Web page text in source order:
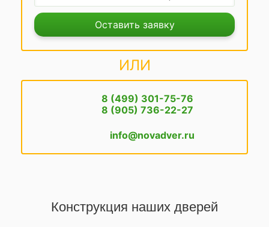
Оставить заявку
ИЛИ
8 (499) 301-75-76
8 (905) 736-22-27
info@novadver.ru
Конструкция наших дверей